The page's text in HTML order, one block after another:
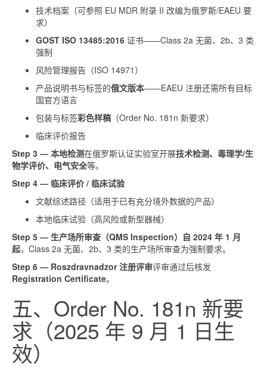
技术档案（可参照 EU MDR 附录 II 改编为俄罗斯/EAEU 要
求）
GOST ISO 13485:2016 证书——Class 2a 无菌、2b、3 类
强制
风险管理报告（ISO 14971）
产品说明书与标签的俄文版本——EAEU 注册还需所有目标
国官方语言
包装与标签彩色样稿 （Order No. 181n 新要求）
临床评价报告
Step 3 — 本地检测在俄罗斯认证实验室开展技术检测、毒理学/生
物学评价、电气安全等。
Step 4 — 临床评价 / 临床试验
文献综述路径（适用于已有充分境外数据的产品）
本地临床试验（高风险或新型器械）
Step 5 — 生产场所审查（QMS Inspection） 自 2024 年 1 月
起，Class 2a 无菌、2b、3 类的生产场所审查为强制要求。
Step 6 — Roszdravnadzor 注册评审评审通过后核发
Registration Certificate。
五、Order No. 181n 新要
求（2025 年 9 月 1 日生
效）